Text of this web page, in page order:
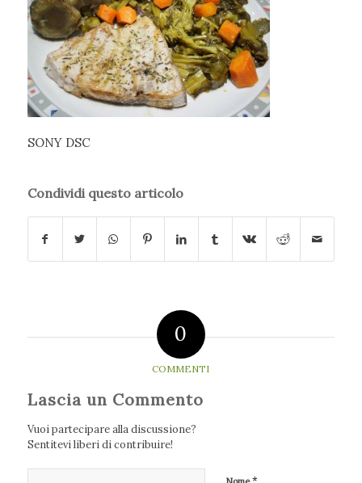
SONY DSC
Condividi questo articolo
0
COMMENTI
Lascia un Commento
Vuoi partecipare alla discussione?
Sentitevi liberi di contribuire!